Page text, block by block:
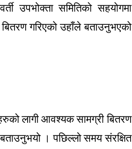
उपभोक्ता समितिको सहयोगमा
गरिएको उहाँले बताउनुभएको
लागी आवश्यक सामग्री बितरण
। पछिल्लो समय संरक्षित